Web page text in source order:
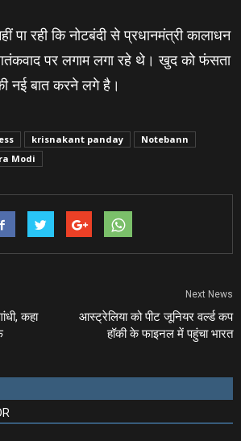
रही कि नोटबंदी से प्रधानमंत्री कालाधन
पर लगाम लगा रहे थे। खुद को फंसता
बात करने लगे है।
krisnakant panday
Notebann
Modi
कहा
Next News
आस्‍ट्रेलिया को पीट जूनियर वर्ल्‍ड कप
हॉकी के फाइनल में पहुंचा भारत